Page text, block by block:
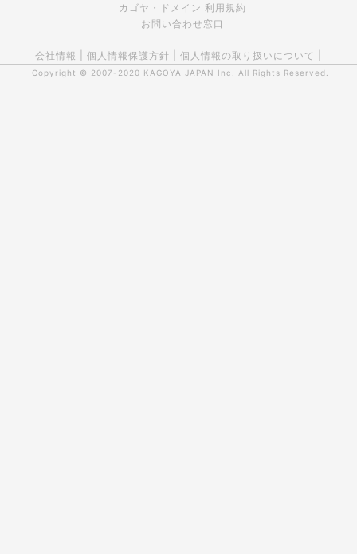
カゴヤ・ドメイン 利用規約
お問い合わせ窓口
会社情報 個人情報保護方針 個人情報の取り扱いについて
Copyright © 2007-2020 KAGOYA JAPAN Inc. All Rights Reserved.